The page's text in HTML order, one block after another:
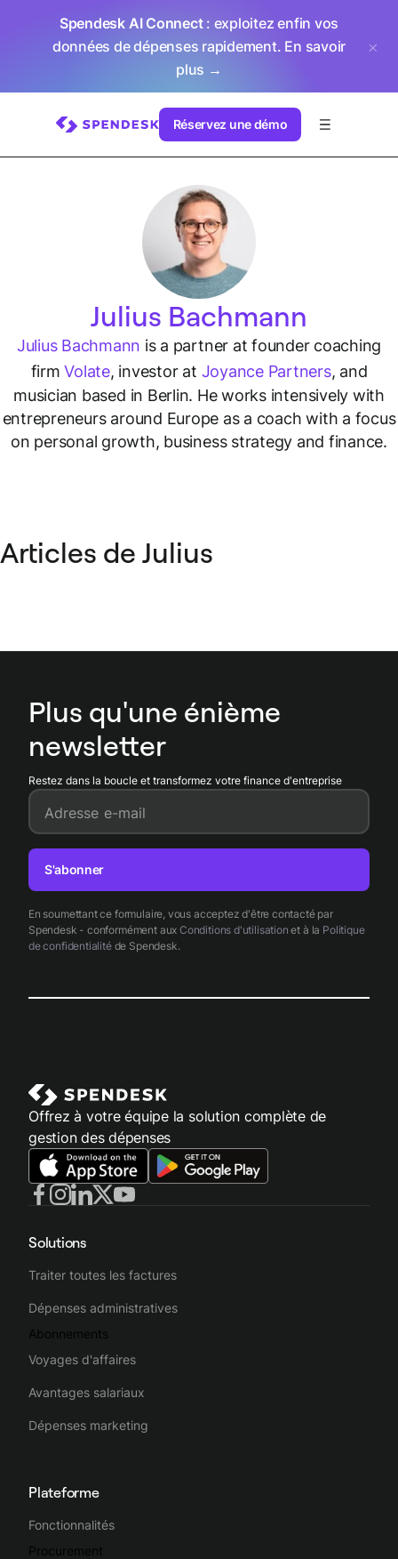
Spendesk AI Connect: exploitez enfin vos
données de dépenses rapidement. En savoir
plus →
Réservez une démo
Julius Bachmann
Julius Bachmann is a partner at founder coaching
firmVolate, investor at Joyance Partners, and
musician based in Berlin. He works intensively with
entrepreneurs around Europe as a coach with a focus
on personal growth, business strategy and finance.
Articles de Julius
Plus qu'une énième
newsletter
Restez dans la boucle et transformez votre finance d'entreprise
Adresse e-mail
En soumettant ce formulaire, vous acceptez d'être contacté par
Spendesk - conformément aux Conditions d'utilisation et à la Politique
de confidentialitéde Spendesk.
S'abonner
Offrez à votre équipe la solution complète de
gestion des dépenses
Solutions
Traiter toutes les factures
Dépenses administratives
Abonnements
Voyages d'affaires
Avantages salariaux
Dépenses marketing
Plateforme
Fonctionnalités
Procurement